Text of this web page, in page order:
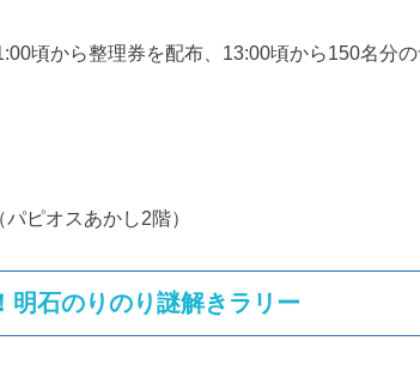
頃から整理券を配布、13:00頃から150名分
ピオスあかし2階）
明石のりのり謎解きラリー